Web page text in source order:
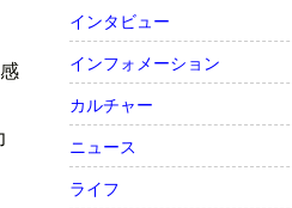
インタビュー
インフォメーション
カルチャー
ニュース
ライフ